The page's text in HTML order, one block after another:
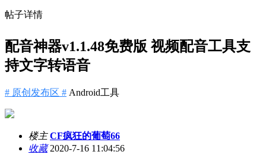
帖子详情
配音神器v1.1.48免费版 视频配音工具支
持文字转语音
# 原创发布区 # Android工具
楼主 CF疯狂的葡萄66
收藏2020-7-16 11:04:56